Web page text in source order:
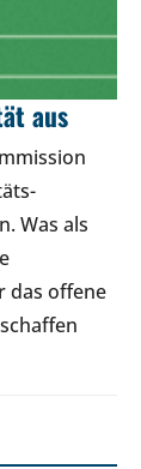
aus
Was als
das offene